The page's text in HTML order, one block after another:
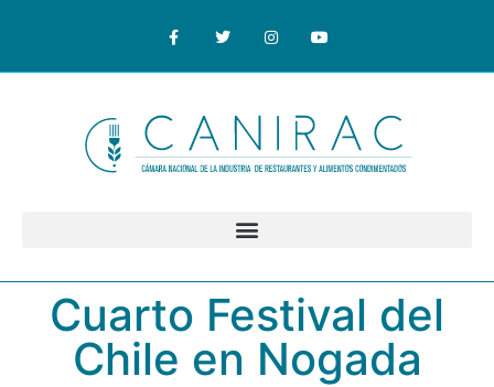
Cuarto Festival del
Chile en Nogada